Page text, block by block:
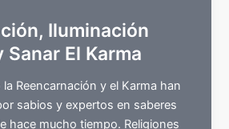
Iluminación
El Karma
Reencarnación y el Karma han
sabios y expertos en saberes
hace mucho tiempo. Religiones